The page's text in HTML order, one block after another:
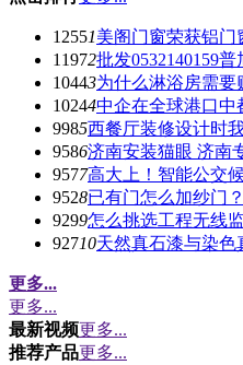
12551美阁门窗荣获铝门
11972批发0532140159
10443为什么淋浴房需要
10244中企在全球港口中
9985西餐厅装修设计时
9586济南安装猫眼 济南
9577高大上！智能公交
9528已有门怎么加纱门
9299怎么挑选工程无线
92710天然真石漆与染色
更多...
更多...
最新视频更多...
推荐产品更多...